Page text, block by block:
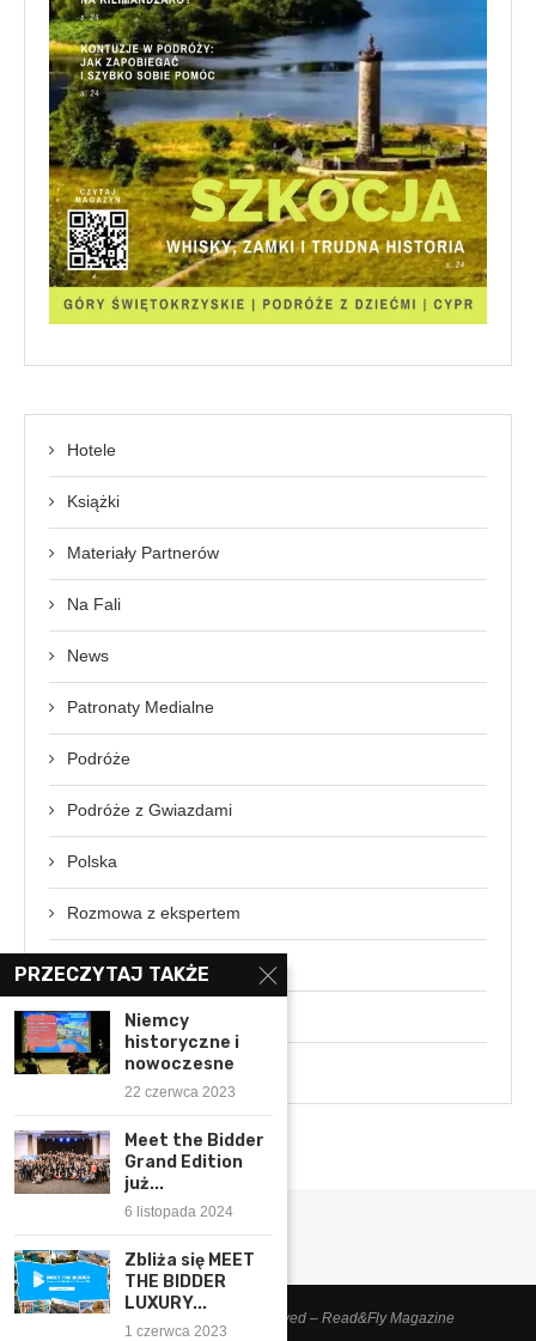
Hotele
Książki
Materiały Partnerów
Na Fali
News
Patronaty Medialne
Podróże
Podróże z Gwiazdami
Polska
Rozmowa z ekspertem
Świat
Wydarzenia
Wywiady
© 2014-2025 – All Right Reserved – Read&Fly Magazine
PRZECZYTAJ TAKŻE
Niemcy
historyczne i
nowoczesne
22 czerwca 2023
Meet the Bidder
Grand Edition
już...
6 listopada 2024
Zbliża się MEET
THE BIDDER
LUXURY...
1 czerwca 2023